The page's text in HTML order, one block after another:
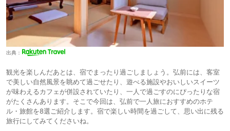
出典：
観光を楽しんだあとは、宿でまったり過ごしましょう。弘前には、客室
で美しい自然風景を眺めて過ごせたり、遊べる施設やおいしいスイーツ
が味わえるカフェが併設されていたり、一人で過ごすのにぴったりな宿
がたくさんあります。そこで今回は、弘前で一人旅におすすめのホテ
ル・旅館を8選ご紹介します。宿で楽しい時間を過ごして、思い出に残る
旅行にしてみてくださいね。